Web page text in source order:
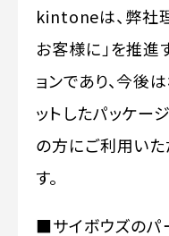
kintoneは、弊社
お客様に」を推進
ョンであり、今後
ットしたパッケー
の方にご利用い
す。
■サイボウズのパ